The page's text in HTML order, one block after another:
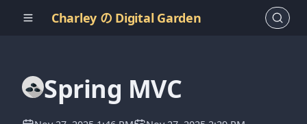
Charley の Digital Garden
Spring MVC